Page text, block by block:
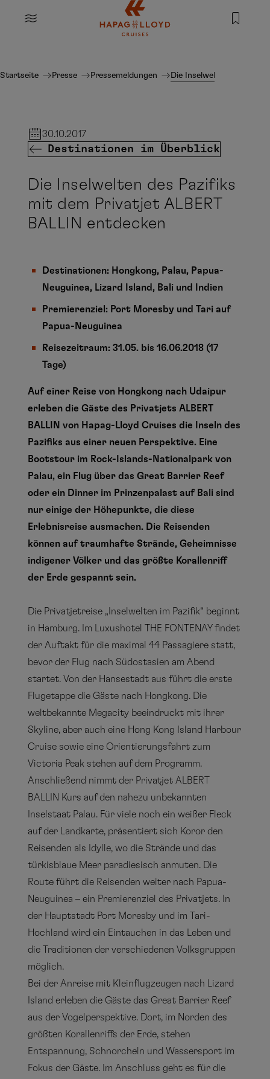
Springe zum Hauptinhalt
MENU
Startseite Presse Pressemeldungen Die Inselwelten des
30.10.2017
Destinationen im Überblick
Die Inselwelten des Pazifiks
mit dem Privatjet ALBERT
BALLIN entdecken
Destinationen: Hongkong, Palau, Papua-
Neuguinea, Lizard Island, Bali und Indien
Premierenziel: Port Moresby und Tari auf
Papua-Neuguinea
Reisezeitraum: 31.05. bis 16.06.2018 (17
Tage)
Auf einer Reise von Hongkong nach Udaipur
erleben die Gäste des Privatjets ALBERT
BALLIN von Hapag-Lloyd Cruises die Inseln des
Pazifiks aus einer neuen Perspektive. Eine
Bootstour im Rock-Islands-Nationalpark von
Palau, ein Flug über das Great Barrier Reef
oder ein Dinner im Prinzenpalast auf Bali sind
nur einige der Höhepunkte, die diese
Erlebnisreise ausmachen. Die Reisenden
können auf traumhafte Strände, Geheimnisse
indigener Völker und das größte Korallenriff
der Erde gespannt sein.
Die Privatjetreise „Inselwelten im Pazifik“ beginnt
in Hamburg. Im Luxushotel THE FONTENAY findet
der Auftakt für die maximal 44 Passagiere statt,
bevor der Flug nach Südostasien am Abend
startet. Von der Hansestadt aus führt die erste
Flugetappe die Gäste nach Hongkong. Die
weltbekannte Megacity beeindruckt mit ihrer
Skyline, aber auch eine Hong Kong Island Harbour
Cruise sowie eine Orientierungsfahrt zum
Victoria Peak stehen auf dem Programm.
Anschließend nimmt der Privatjet ALBERT
BALLIN Kurs auf den nahezu unbekannten
Inselstaat Palau. Für viele noch ein weißer Fleck
auf der Landkarte, präsentiert sich Koror den
Reisenden als Idylle, wo die Strände und das
türkisblaue Meer paradiesisch anmuten. Die
Route führt die Reisenden weiter nach Papua-
Neuguinea – ein Premierenziel des Privatjets. In
der Hauptstadt Port Moresby und im Tari-
Hochland wird ein Eintauchen in das Leben und
die Traditionen der verschiedenen Volksgruppen
möglich.
Bei der Anreise mit Kleinflugzeugen nach Lizard
Island erleben die Gäste das Great Barrier Reef
aus der Vogelperspektive. Dort, im Norden des
größten Korallenriffs der Erde, stehen
Entspannung, Schnorcheln und Wassersport im
Fokus der Gäste. Im Anschluss geht es für die